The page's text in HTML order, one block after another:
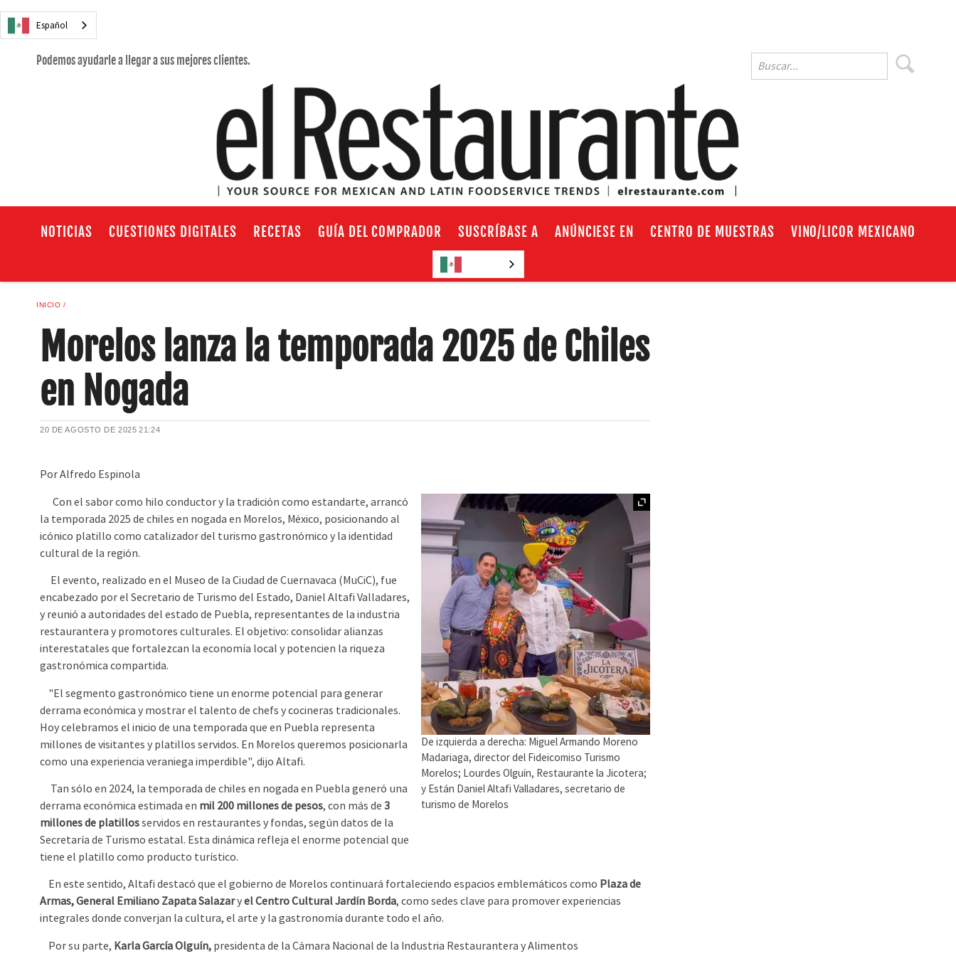
Español
Podemos ayudarle a llegar a sus mejores clientes.
NOTICIAS CUESTIONES DIGITALES RECETAS GUÍA DEL COMPRADOR SUSCRÍBASE A ANÚNCIESE EN CENTRO DE MUESTRAS VINO/LICOR MEXICANO
INICIO
Morelos lanza la temporada 2025 de Chiles
en Nogada
20 DE AGOSTO DE 2025 21:24
Por Alfredo Espinola
De izquierda a derecha: Miguel Armando Moreno
Madariaga, director del Fideicomiso Turismo
Morelos; Lourdes Olguín, Restaurante la Jicotera;
y Están Daniel Altafi Valladares, secretario de
turismo de Morelos
Con el sabor como hilo conductor y la tradición como estandarte, arrancó
la temporada 2025 de chiles en nogada en Morelos, México, posicionando al
icónico platillo como catalizador del turismo gastronómico y la identidad
cultural de la región.
El evento, realizado en el Museo de la Ciudad de Cuernavaca (MuCiC), fue
encabezado por el Secretario de Turismo del Estado, Daniel Altafi Valladares,
y reunió a autoridades del estado de Puebla, representantes de la industria
restaurantera y promotores culturales. El objetivo: consolidar alianzas
interestatales que fortalezcan la economía local y potencien la riqueza
gastronómica compartida.
"El segmento gastronómico tiene un enorme potencial para generar
derrama económica y mostrar el talento de chefs y cocineras tradicionales.
Hoy celebramos el inicio de una temporada que en Puebla representa
millones de visitantes y platillos servidos. En Morelos queremos posicionarla
como una experiencia veraniega imperdible", dijo Altafi.
Tan sólo en 2024, la temporada de chiles en nogada en Puebla generó una
derrama económica estimada en mil 200 millones de pesos, con más de3
millones de platillosservidos en restaurantes y fondas, según datos de la
Secretaría de Turismo estatal. Esta dinámica refleja el enorme potencial que
tiene el platillo como producto turístico.
En este sentido, Altafi destacó que el gobierno de Morelos continuará fortaleciendo espacios emblemáticos como Plaza de
Armas, General Emiliano Zapata Salazaryel Centro Cultural Jardín Borda, como sedes clave para promover experiencias
integrales donde converjan la cultura, el arte y la gastronomía durante todo el año.
Por su parte, Karla García Olguín, presidenta de la Cámara Nacional de la Industria Restaurantera y Alimentos